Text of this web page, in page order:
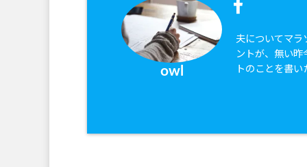
owl
夫についてマラ
ントが、無い昨
トのことを書